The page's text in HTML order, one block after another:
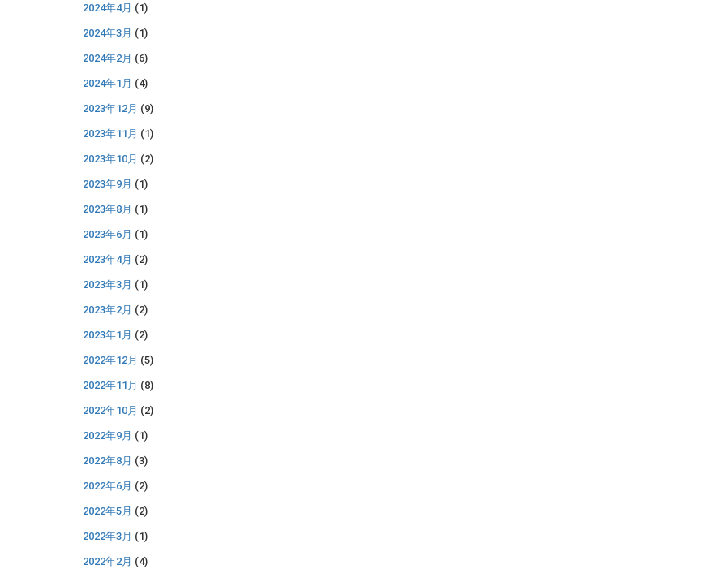
2024年4月 (1)
2024年3月 (1)
2024年2月 (6)
2024年1月 (4)
2023年12月 (9)
2023年11月 (1)
2023年10月 (2)
2023年9月 (1)
2023年8月 (1)
2023年6月 (1)
2023年4月 (2)
2023年3月 (1)
2023年2月 (2)
2023年1月 (2)
2022年12月 (5)
2022年11月 (8)
2022年10月 (2)
2022年9月 (1)
2022年8月 (3)
2022年6月 (2)
2022年5月 (2)
2022年3月 (1)
2022年2月 (4)